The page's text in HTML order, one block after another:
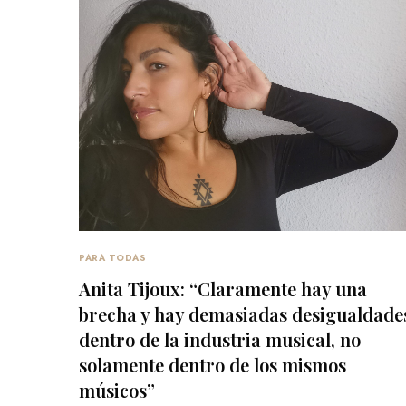
PARA TODAS
Anita Tijoux: “Claramente hay una
brecha y hay demasiadas
dentro de la industria musical, no
solamente dentro de los mismos
músicos”